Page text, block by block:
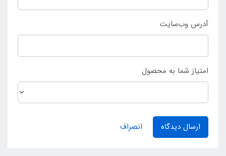
آدرس وب‌سایت
امتیاز شما به محصول
ارسال دیدگاه انصراف